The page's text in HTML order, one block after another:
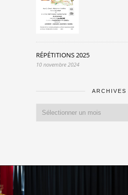
RÉPÉTITIONS 2025
10 novembre 2024
ARCHIVES